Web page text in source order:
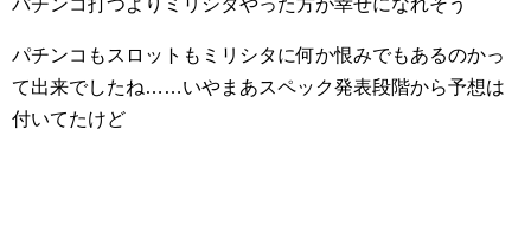
パチンコ打つよりミリシタやった方が幸せになれそう
パチンコもスロットもミリシタに何か恨みでもあるのかっ
て出来でしたね……いやまあスペック発表段階から予想は
付いてたけど